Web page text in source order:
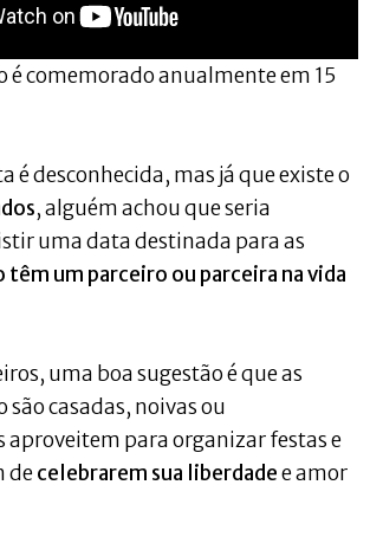
é comemorado anualmente em 15
é desconhecida, mas já que existe o
, alguém achou que seria
uma data destinada para as
têm um parceiro ou parceira na vida
uma boa sugestão é que as
são casadas, noivas ou
para organizar festas e
decelebrarem sua liberdadee amor